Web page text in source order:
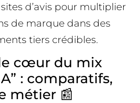
d’avis pour multiplier
de marque dans des
tiers crédibles.
cœur du mix
: comparatifs,
métier 📰